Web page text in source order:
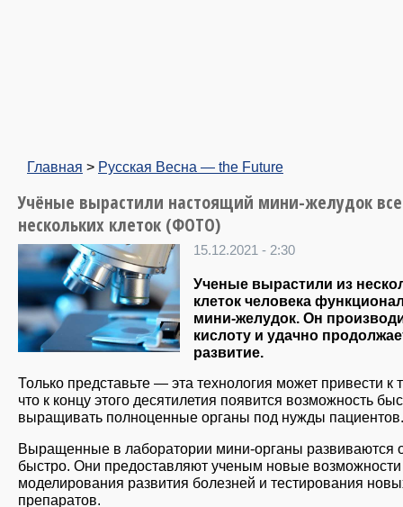
Главная > Русская Весна — the Future
Учёные вырастили настоящий мини-желудок
нескольких клеток (ФОТО)
15.12.2021 - 2:30
Ученые вырастили из
клеток человека
мини-желудок. Он
кислоту и удачно
развитие.
Только представьте — эта технология может привести к
что к концу этого десятилетия появится возможность
выращивать полноценные органы под нужды пациентов.
Выращенные в лаборатории мини-органы развиваются
быстро. Они предоставляют ученым новые
моделирования развития болезней и тестирования
препаратов.